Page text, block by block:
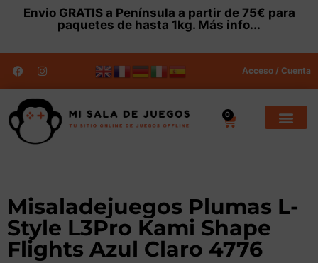
Envio GRATISa Península a partir de 75€ para
paquetes de hasta 1kg. Más info...
Acceso / Cuenta
0
Misaladejuegos Plumas L-
Style L3Pro Kami Shape
Flights Azul Claro 4776